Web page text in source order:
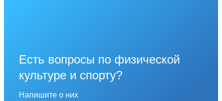
Есть вопросы по физической
культуре и спорту?
Напишите о них